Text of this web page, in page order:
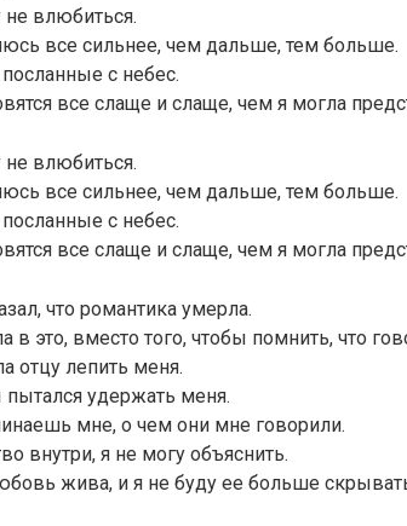
не влюбиться.
все сильнее, чем дальше, тем больше.
с небес.
все слаще и слаще, чем я могла
не влюбиться.
все сильнее, чем дальше, тем больше.
с небес.
все слаще и слаще, чем я могла
что романтика умерла.
в это, вместо того, чтобы помнить, что
отцу лепить меня.
удержать меня.
мне, о чем они мне говорили.
внутри, я не могу объяснить.
жива, и я не буду ее больше